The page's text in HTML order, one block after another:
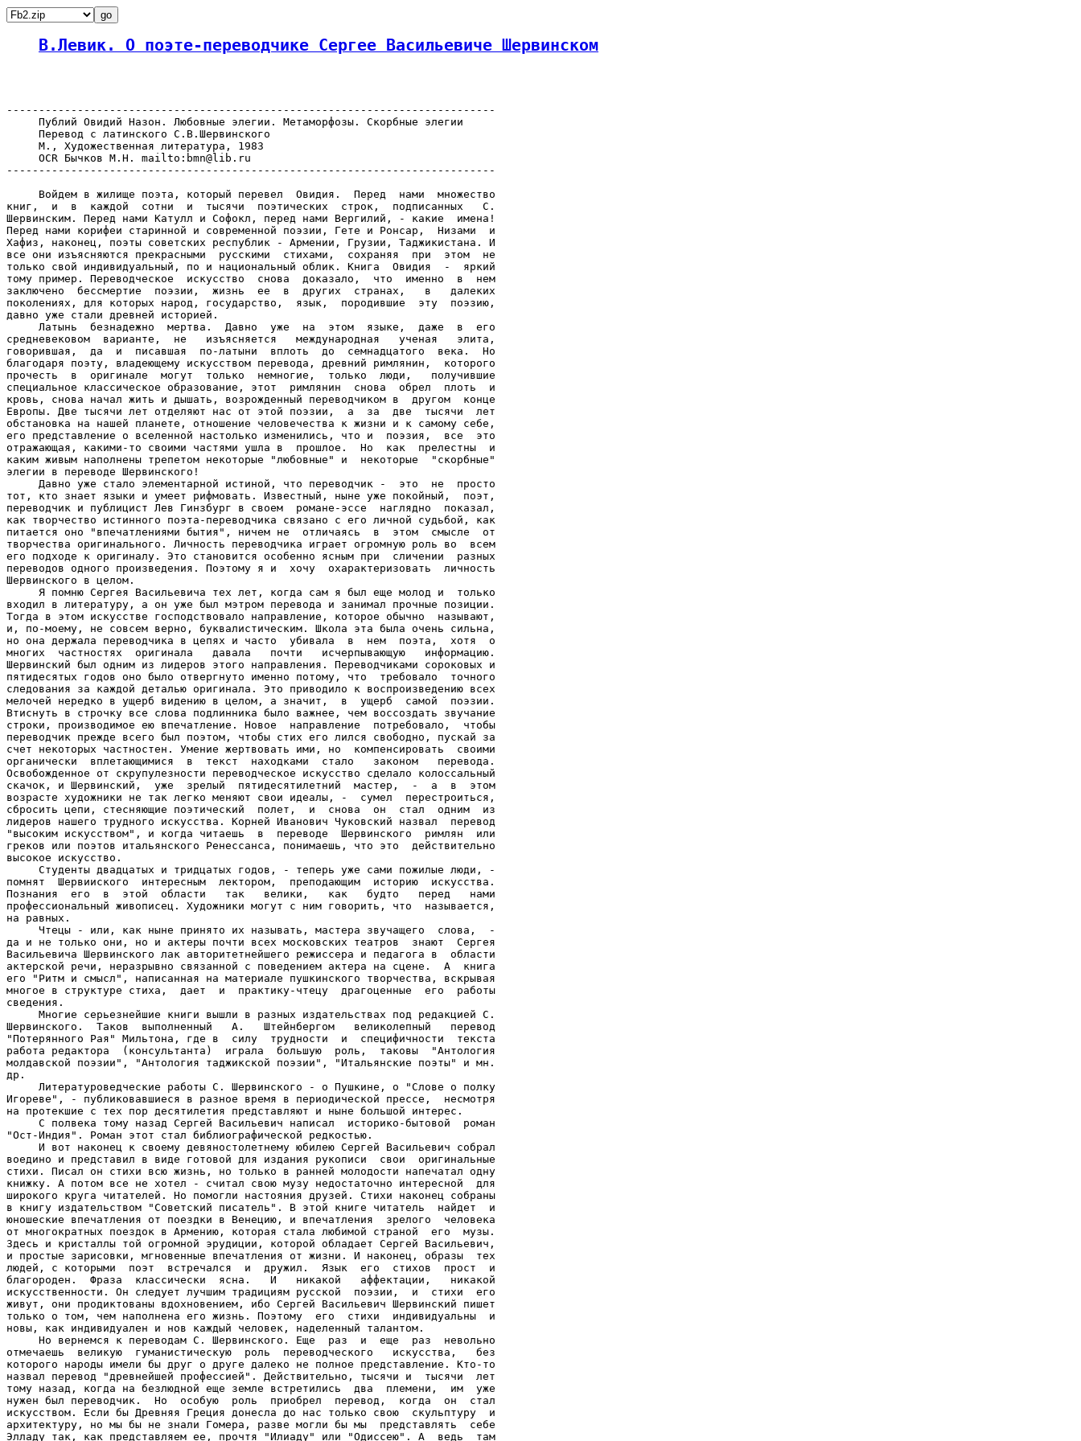
В.Левик. О поэте-переводчике Сергее Васильевиче Шервинском
----------------------------------------------------------------------------
     Публий Овидий Назон. Любовные элегии. Метаморфозы. Скорбные элегии
     Перевод с латинского С.В.Шервинского
     М., Художественная литература, 1983
     OCR Бычков М.Н. mailto:bmn@lib.ru
----------------------------------------------------------------------------
     Войдем в жилище поэта, который перевел  Овидия.  Перед  нами  множество
книг,  и  в  каждой  сотни  и  тысячи  поэтических  строк,  подписанных   С.
Шервинским. Перед нами Катулл и Софокл, перед нами Вергилий, - какие  имена!
Перед нами корифеи старинной и современной поэзии, Гете и Ронсар,  Низами  и
Хафиз, наконец, поэты советских республик - Армении, Грузии, Таджикистана. И
все они изъясняются прекрасными  русскими  стихами,  сохраняя  при  этом  не
только свой индивидуальный, по и национальный облик. Книга  Овидия  -  яркий
тому пример. Переводческое  искусство  снова  доказало,  что  именно  в  нем
заключено  бессмертие  поэзии,  жизнь  ее  в  других  странах,   в   далеких
поколениях, для которых народ, государство,  язык,  породившие  эту  поэзию,
давно уже стали древней историей.
     Латынь  безнадежно  мертва.  Давно  уже  на  этом  языке,  даже  в  его
средневековом  варианте,  не   изъясняется   международная   ученая   элита,
говорившая,  да  и  писавшая  по-латыни  вплоть  до  семнадцатого  века.  Но
благодаря поэту, владеющему искусством перевода, древний римлянин,  которого
прочесть  в  оригинале  могут  только  немногие,  только  люди,   получившие
специальное классическое образование, этот  римлянин  снова  обрел  плоть  и
кровь, снова начал жить и дышать, возрожденный переводчиком в  другом  конце
Европы. Две тысячи лет отделяют нас от этой поэзии,  а  за  две  тысячи  лет
обстановка на нашей планете, отношение человечества к жизни и к самому себе,
его представление о вселенной настолько изменились, что и  поэзия,  все  это
отражающая, какими-то своими частями ушла в  прошлое.  Но  как  прелестны  и
каким живым наполнены трепетом некоторые "любовные" и  некоторые  "скорбные"
элегии в переводе Шервинского!
     Давно уже стало элементарной истиной, что переводчик -  это  не  просто
тот, кто знает языки и умеет рифмовать. Известный, ныне уже покойный,  поэт,
переводчик и публицист Лев Гинзбург в своем  романе-эссе  наглядно  показал,
как творчество истинного поэта-переводчика связано с его личной судьбой, как
питается оно "впечатлениями бытия", ничем не  отличаясь  в  этом  смысле  от
творчества оригинального. Личность переводчика играет огромную роль во  всем
его подходе к оригиналу. Это становится особенно ясным при  сличении  разных
переводов одного произведения. Поэтому я и  хочу  охарактеризовать  личность
Шервинского в целом.
     Я помню Сергея Васильевича тех лет, когда сам я был еще молод и  только
входил в литературу, а он уже был мэтром перевода и занимал прочные позиции.
Тогда в этом искусстве господствовало направление, которое обычно  называют,
и, по-моему, не совсем верно, буквалистическим. Школа эта была очень сильна,
но она держала переводчика в цепях и часто  убивала  в  нем  поэта,  хотя  о
многих  частностях  оригинала   давала   почти   исчерпывающую   информацию.
Шервинский был одним из лидеров этого направления. Переводчиками сороковых и
пятидесятых годов оно было отвергнуто именно потому, что  требовало  точного
следования за каждой деталью оригинала. Это приводило к воспроизведению всех
мелочей нередко в ущерб видению в целом, а значит,  в  ущерб  самой  поэзии.
Втиснуть в строчку все слова подлинника было важнее, чем воссоздать звучание
строки, производимое ею впечатление. Новое  направление  потребовало,  чтобы
переводчик прежде всего был поэтом, чтобы стих его лился свободно, пускай за
счет некоторых частностен. Умение жертвовать ими, но  компенсировать  своими
органически  вплетающимися  в  текст  находками  стало   законом   перевода.
Освобожденное от скрупулезности переводческое искусство сделало колоссальный
скачок, и Шервинский,  уже  зрелый  пятидесятилетний  мастер,  -  а  в  этом
возрасте художники не так легко меняют свои идеалы, -  сумел  перестроиться,
сбросить цепи, стесняющие поэтический  полет,  и  снова  он  стал  одним  из
лидеров нашего трудного искусства. Корней Иванович Чуковский назвал  перевод
"высоким искусством", и когда читаешь  в  переводе  Шервинского  римлян  или
греков или поэтов итальянского Ренессанса, понимаешь, что это  действительно
высокое искусство.
     Студенты двадцатых и тридцатых годов, - теперь уже сами пожилые люди, -
помнят  Шервииского  интересным  лектором,  преподающим  историю  искусства.
Познания  его  в  этой  области   так   велики,   как   будто   перед   нами
профессиональный живописец. Художники могут с ним говорить, что  называется,
на равных.
     Чтецы - или, как ныне принято их называть, мастера звучащего  слова,  -
да и не только они, но и актеры почти всех московских театров  знают  Сергея
Васильевича Шервинского лак авторитетнейшего режиссера и педагога в  области
актерской речи, неразрывно связанной с поведением актера на сцене.  А  книга
его "Ритм и смысл", написанная на материале пушкинского творчества, вскрывая
многое в структуре стиха,  дает  и  практику-чтецу  драгоценные  его  работы
сведения.
     Многие серьезнейшие книги вышли в разных издательствах под редакцией С.
Шервинского.  Таков  выполненный   А.   Штейнбергом   великолепный   перевод
"Потерянного Рая" Мильтона, где в  силу  трудности  и  специфичности  текста
работа редактора  (консультанта)  играла  большую  роль,  таковы  "Антология
молдавской поэзии", "Антология таджикской поэзии", "Итальянские поэты" и мн.
др.
     Литературоведческие работы С. Шервинского - о Пушкине, о "Слове о полку
Игореве", - публиковавшиеся в разное время в периодической прессе,  несмотря
на протекшие с тех пор десятилетия представляют и ныне большой интерес.
     С полвека тому назад Сергей Васильевич написал  историко-бытовой  роман
"Ост-Индия". Роман этот стал библиографической редкостью.
     И вот наконец к своему девяностолетнему юбилею Сергей Васильевич собрал
воедино и представил в виде готовой для издания рукописи  свои  оригинальные
стихи. Писал он стихи всю жизнь, но только в ранней молодости напечатал одну
книжку. А потом все не хотел - считал свою музу недостаточно интересной  для
широкого круга читателей. Но помогли настояния друзей. Стихи наконец собраны
в книгу издательством "Советский писатель". В этой книге читатель  найдет  и
юношеские впечатления от поездки в Венецию, и впечатления  зрелого  человека
от многократных поездок в Армению, которая стала любимой страной  его  музы.
Здесь и кристаллы той огромной эрудиции, которой обладает Сергей Васильевич,
и простые зарисовки, мгновенные впечатления от жизни. И наконец, образы  тех
людей, с которыми  поэт  встречался  и  дружил.  Язык  его  стихов  прост  и
благороден.  Фраза  классически  ясна.   И   никакой   аффектации,   никакой
искусственности. Он следует лучшим традициям русской  поэзии,  и  стихи  его
живут, они продиктованы вдохновением, ибо Сергей Васильевич Шервинский пишет
только о том, чем наполнена его жизнь. Поэтому  его  стихи  индивидуальны  и
новы, как индивидуален и нов каждый человек, наделенный талантом.
     Но вернемся к переводам С. Шервинского. Еще  раз  и  еще  раз  невольно
отмечаешь  великую  гуманистическую  роль  переводческого   искусства,   без
которого народы имели бы друг о друге далеко не полное представление. Кто-то
назвал перевод "древнейшей профессией". Действительно, тысячи и  тысячи  лет
тому назад, когда на безлюдной еще земле встретились  два  племени,  им  уже
нужен был переводчик.  Но  особую  роль  приобрел  перевод,  когда  он  стал
искусством. Если бы Древняя Греция донесла до нас только свою  скульптуру  и
архитектуру, но мы бы не знали Гомера, разве могли бы мы  представлять  себе
Элладу так, как представляем ее, прочтя "Илиаду" или "Одиссею". А  ведь  там